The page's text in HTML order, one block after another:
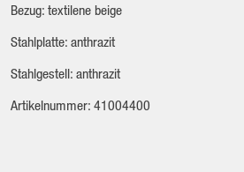
Bezug: textilene beige
Stahlplatte: anthrazit
Stahlgestell: anthrazit
Artikelnummer: 41004400